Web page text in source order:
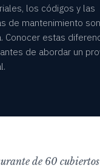
los códigos y las
de mantenimiento
Conocer estas
de abordar un
de 60